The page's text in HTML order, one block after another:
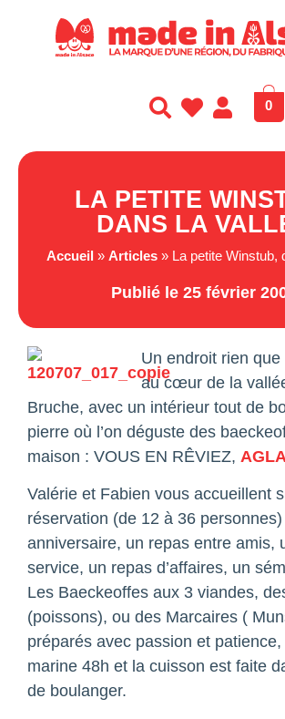
0
LA PETITE
DANS LA
Accueil » Articles» La petite Winstub,
Publié le 25 février
Un endroit rien que
au cœur de la
Bruche, avec un intérieur tout de
pierre où l’on déguste des
maison : VOUS EN RÊVIEZ,
Valérie et Fabien vous accueillent
réservation (de 12 à 36
anniversaire, un repas entre amis,
service, un repas d’affaires, un
Les Baeckeoffes aux 3 viandes,
(poissons), ou des Marcaires (
préparés avec passion et
marine 48h et la cuisson est faite
de boulanger.